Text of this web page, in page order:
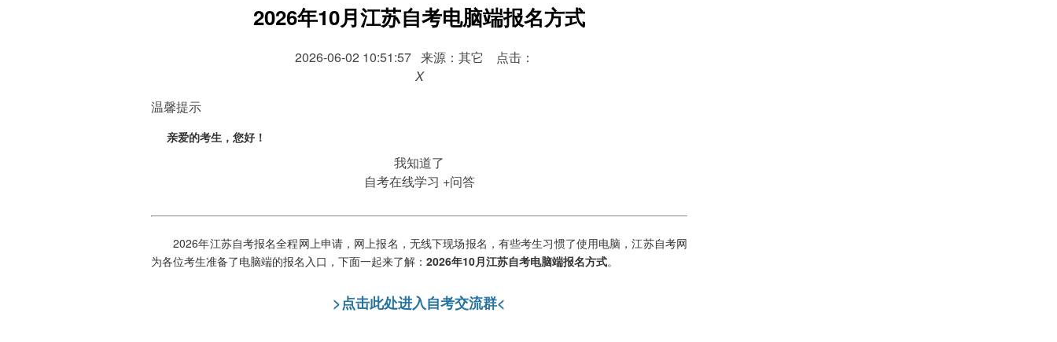
2026年10月江苏自考电脑端报名方式
2026-06-02 10:51:57 来源：其它 点击：
X
温馨提示
亲爱的考生，您好！
我知道了
自考在线学习 +问答
2026年江苏自考报名全程网上申请，网上报名，无线下现场报名，有些考生习惯了使用电脑，江苏自考网
为各位考生准备了电脑端的报名入口，下面一起来了解： 2026年10月江苏自考电脑端报名方式。
>点击此处进入自考交流群<